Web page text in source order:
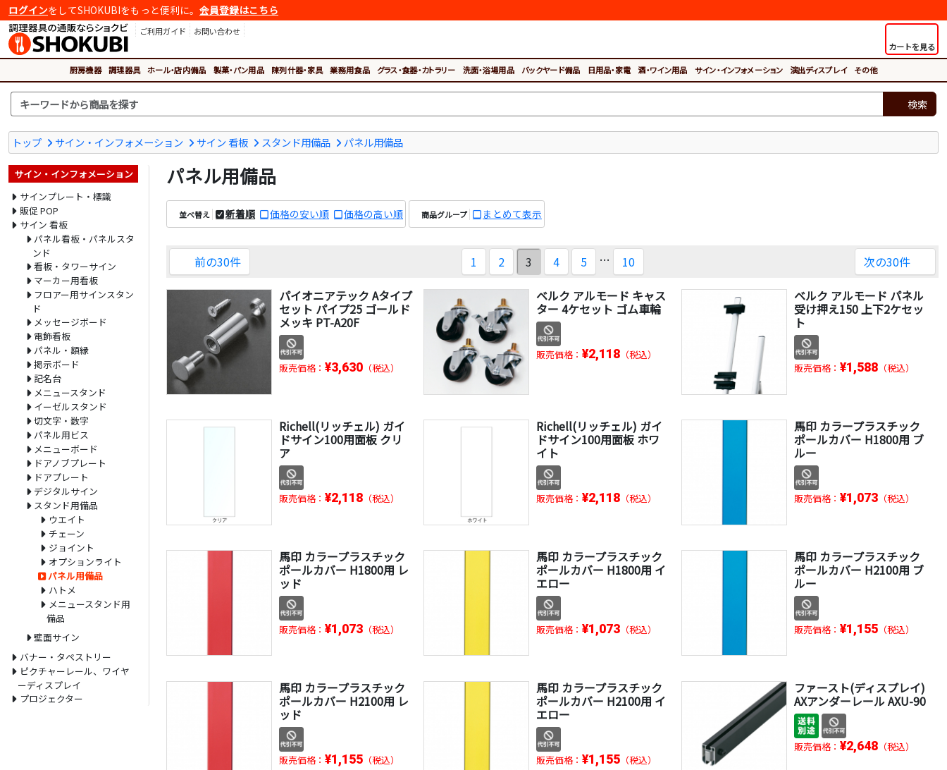
ログインをしてSHOKUBIをもっと便利に。 会員登録はこちら
ご利用ガイド
お問い合わせ
カートを見る
厨房機器 調理器具 ホール・店内備品 製菓・パン用品 陳列什器・家具 業務用食品 グラス・食器・カトラリー 洗面・浴場用品 バックヤード備品 日用品・家電 酒・ワイン用品 サイン・インフォメーション 演出ディスプレイ その他
検索
トップ サイン・インフォメーション サイン 看板 スタンド用備品 パネル用備品
パネル用備品
並べ替え 新着順 価格の安い順 価格の高い順 商品グループ まとめて表示
前の30件 1 2 3 4 5 … 10
次の30件
パイオニアテック Aタイプ
セット パイプ25 ゴールド
メッキ PT-A20F
販売価格： ¥3,630 （税込）
ベルク アルモード キャス
ター 4ケセット ゴム車輪
販売価格：¥2,118 （税込）
ベルク アルモード パネル
受け押え150 上下2ケセッ
ト
販売価格： ¥1,588（税込）
Richell(リッチェル) ガイ
ドサイン100用面板 クリ
ア
販売価格： ¥2,118 （税込）
Richell(リッチェル) ガイ
ドサイン100用面板 ホワ
イト
販売価格：¥2,118 （税込）
馬印 カラープラスチック
ポールカバー H1800用 ブ
ルー
販売価格： ¥1,073（税込）
馬印 カラープラスチック
ポールカバー H1800用 レ
ッド
販売価格： ¥1,073 （税込）
馬印 カラープラスチック
ポールカバー H1800用 イ
エロー
販売価格：¥1,073 （税込）
馬印 カラープラスチック
ポールカバー H2100用 ブ
ルー
販売価格： ¥1,155（税込）
馬印 カラープラスチック
ポールカバー H2100用 レ
ッド
販売価格： ¥1,155 （税込）
馬印 カラープラスチック
ポールカバー H2100用 イ
エロー
販売価格：¥1,155 （税込）
ファースト(ディスプレイ)
AXアンダーレール AXU-90
販売価格： ¥2,648（税込）
サイン・インフォメーション
サインプレート・標識
販促 POP
サイン 看板
パネル看板・パネルスタ
ンド
看板・タワーサイン
マーカー用看板
フロアー用サインスタン
ド
メッセージボード
電飾看板
パネル・額縁
掲示ボード
記名台
メニュースタンド
イーゼルスタンド
切文字・数字
パネル用ビス
メニューボード
ドアノブプレート
ドアプレート
デジタルサイン
スタンド用備品
ウエイト
チェーン
ジョイント
オプションライト
パネル用備品
ハトメ
メニュースタンド用
備品
壁面サイン
バナー・タペストリー
ピクチャーレール、ワイヤ
ーディスプレイ
プロジェクター